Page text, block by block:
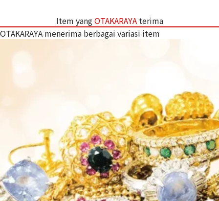
Item yangOTAKARAYAterima
OTAKARAYA menerima berbagai variasi item